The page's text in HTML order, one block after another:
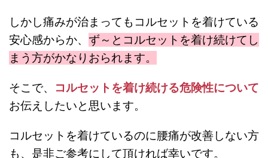
しかし痛みが治まってもコルセットを着けている
安心感からか、 ず～とコルセットを着け続けてし
まう方がかなりおられます。
そこで、 コルセットを着け続ける危険性について
お伝えしたいと思います。
コルセットを着けているのに腰痛が改善しない方
も、是非ご参考にして頂ければ幸いです。